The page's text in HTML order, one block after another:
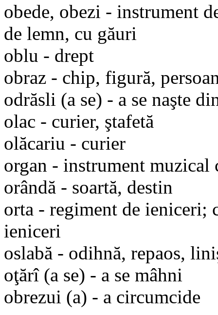
obede, obezi - instrument
de lemn, cu găuri
oblu - drept
obraz - chip, figură,
odrăsli (a se) - a se naşte
olac - curier, ştafetă
olăcariu - curier
organ - instrument muzical
orândă - soartă, destin
orta - regiment de ieniceri;
ieniceri
oslabă - odihnă, repaos,
oţărî (a se) - a se mâhni
obrezui (a) - a circumcide